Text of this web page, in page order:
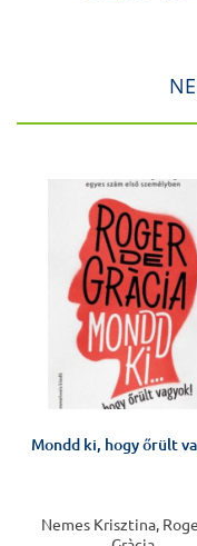
Mondd ki, hogy őrült
Nemes Krisztina,